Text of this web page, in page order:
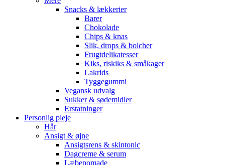
Snacks & lækkerier
Barer
Chokolade
Chips & knas
Slik, drops & bolcher
Frugtdelikatesser
Kiks, riskiks & småkager
Lakrids
Tyggegummi
Vegansk udvalg
Sukker & sødemidler
Erstatninger
Personlig pleje
Hår
Ansigt & øjne
Ansigtsrens & skintonic
Dagcreme & serum
Læbepomade